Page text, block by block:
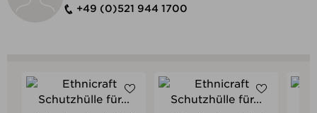
+49 (0)521 944 1700